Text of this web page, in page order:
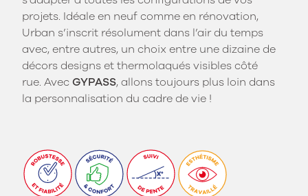
projets. Idéale en neuf comme en rénovation,
Urban s’inscrit résolument dans l’air du temps
avec, entre autres, un choix entre une dizaine de
décors designs et thermolaqués visibles côté
rue. AvecGYPASS, allons toujours plus loin dans
la personnalisation du cadre de vie !